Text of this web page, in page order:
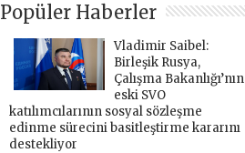
Popüler Haberler
Vladimir Saibel:
Birleşik Rusya,
Çalışma Bakanlığı’nın
eski SVO
katılımcılarının sosyal sözleşme
edinme sürecini basitleştirme kararını
destekliyor